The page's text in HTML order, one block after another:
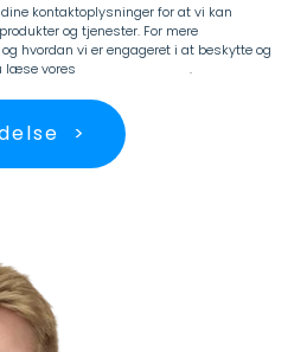
kontaktoplysninger for at vi kan
og tjenester. For mere
hvordan vi er engageret i at beskytte og
læse vores
.